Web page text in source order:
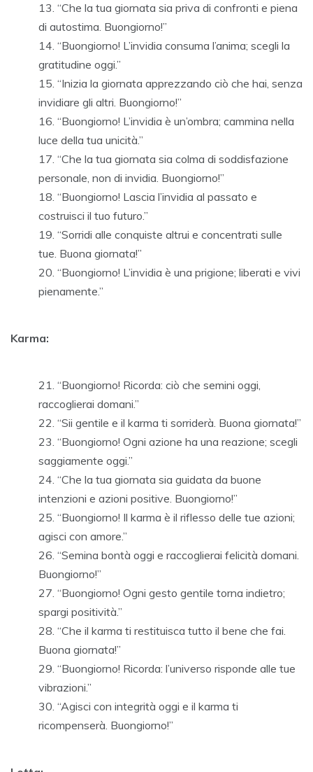
“Che la tua giornata sia priva di confronti e piena
di autostima. Buongiorno!”
“Buongiorno! L’invidia consuma l’anima; scegli la
gratitudine oggi.”
“Inizia la giornata apprezzando ciò che hai, senza
invidiare gli altri. Buongiorno!”
“Buongiorno! L’invidia è un’ombra; cammina nella
luce della tua unicità.”
“Che la tua giornata sia colma di soddisfazione
personale, non di invidia. Buongiorno!”
“Buongiorno! Lascia l’invidia al passato e
costruisci il tuo futuro.”
“Sorridi alle conquiste altrui e concentrati sulle
tue. Buona giornata!”
“Buongiorno! L’invidia è una prigione; liberati e vivi
pienamente.”
Karma:
“Buongiorno! Ricorda: ciò che semini oggi,
raccoglierai domani.”
“Sii gentile e il karma ti sorriderà. Buona giornata!”
“Buongiorno! Ogni azione ha una reazione; scegli
saggiamente oggi.”
“Che la tua giornata sia guidata da buone
intenzioni e azioni positive. Buongiorno!”
“Buongiorno! Il karma è il riflesso delle tue azioni;
agisci con amore.”
“Semina bontà oggi e raccoglierai felicità domani.
Buongiorno!”
“Buongiorno! Ogni gesto gentile torna indietro;
spargi positività.”
“Che il karma ti restituisca tutto il bene che fai.
Buona giornata!”
“Buongiorno! Ricorda: l’universo risponde alle tue
vibrazioni.”
“Agisci con integrità oggi e il karma ti
ricompenserà. Buongiorno!”